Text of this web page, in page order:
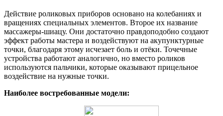
Действие роликовых приборов основано на колебаниях и
вращениях специальных элементов. Второе их название
массажеры-шиацу. Они достаточно правдоподобно создают
эффект работы мастера и воздействуют на акупунктурные
точки, благодаря этому исчезает боль и отёки. Точечные
устройства работают аналогично, но вместо роликов
используются пальчики, которые оказывают прицельное
воздействие на нужные точки.
Наиболее востребованные модели: